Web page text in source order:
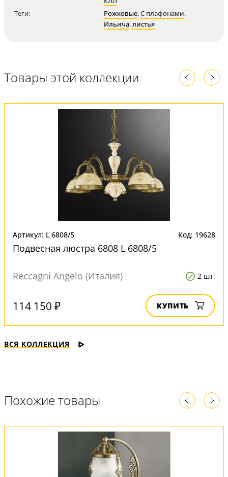
Теги:
Рожковые,С плафонами,
Ильича,листья
Товары этой коллекции
Артикул: L 6808/5 Код: 19628
Подвесная люстра 6808 L 6808/5
Reccagni Angelo (Италия) 2 шт.
114 150 ₽ КУПИТЬ
ВСЯ КОЛЛЕКЦИЯ
Похожие товары